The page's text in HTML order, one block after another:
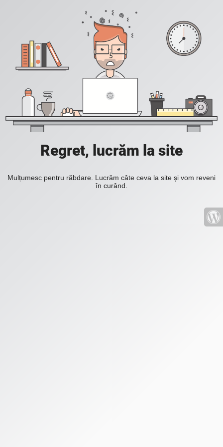
Regret, lucrăm la site
Mulțumesc pentru răbdare. Lucrăm câte ceva la site și vom reveni
în curând.